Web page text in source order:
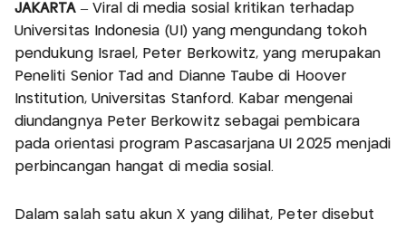
JAKARTA– Viral di media sosial kritikan terhadap
Universitas Indonesia (UI) yang mengundang tokoh
pendukung Israel, Peter Berkowitz, yang merupakan
Peneliti Senior Tad and Dianne Taube di Hoover
Institution, Universitas Stanford. Kabar mengenai
diundangnya Peter Berkowitz sebagai pembicara
pada orientasi program Pascasarjana UI 2025 menjadi
perbincangan hangat di media sosial.
Dalam salah satu akun X yang dilihat, Peter disebut